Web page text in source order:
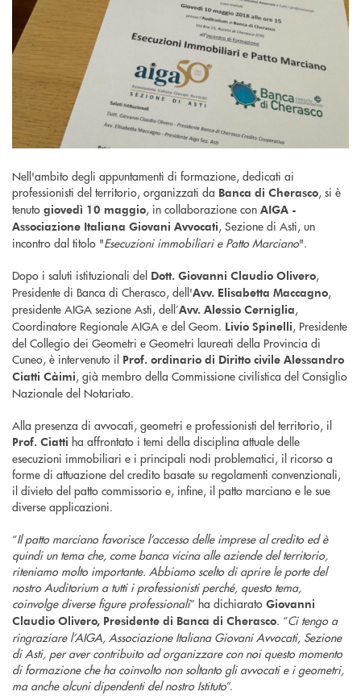
Nell'ambito degli appuntamenti di formazione, dedicati ai
professionisti del territorio, organizzati da Banca di Cherasco, si è
tenuto giovedì 10 maggio, in collaborazione con AIGA -
Associazione Italiana Giovani Avvocati, Sezione di Asti, un
incontro dal titolo "Esecuzioni immobiliari e Patto Marciano".
Dopo i saluti istituzionali del Dott. Giovanni Claudio Olivero,
Presidente di Banca di Cherasco, dell'Avv. Elisabetta Maccagno,
presidente AIGA sezione Asti, dell’Avv. Alessio Cerniglia,
Coordinatore Regionale AIGA e del Geom. Livio Spinelli, Presidente
del Collegio dei Geometri e Geometri laureati della Provincia di
Cuneo, è intervenuto il Prof. ordinario di Diritto civile Alessandro
Ciatti Càimi, già membro della Commissione civilistica del Consiglio
Nazionale del Notariato.
Alla presenza di avvocati, geometri e professionisti del territorio, il
Prof. Ciatti ha affrontato i temi della disciplina attuale delle
esecuzioni immobiliari e i principali nodi problematici, il ricorso a
forme di attuazione del credito basate su regolamenti convenzionali,
il divieto del patto commissorio e, infine, il patto marciano e le sue
diverse applicazioni.
“Il patto marciano favorisce l’accesso delle imprese al credito ed è
quindi un tema che, come banca vicina alle aziende del territorio,
riteniamo molto importante. Abbiamo scelto di aprire le porte del
nostro Auditorium a tutti i professionisti perché, questo tema,
coinvolge diverse figure professionali” ha dichiarato Giovanni
Claudio Olivero, Presidente di Banca di Cherasco. “Ci tengo a
ringraziare l’AIGA, Associazione Italiana Giovani Avvocati, Sezione
di Asti, per aver contribuito ad organizzare con noi questo momento
di formazione che ha coinvolto non soltanto gli avvocati e i geometri,
ma anche alcuni dipendenti del nostro Istituto”.